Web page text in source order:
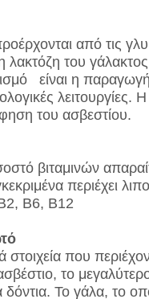
από τις
λακτόζη του
είναι η παραγωγή
λειτουργίες.
του ασβεστίου.
βιταμινών
περιέχει
Β2, Β6, Β12
που
το
Το γάλα, το